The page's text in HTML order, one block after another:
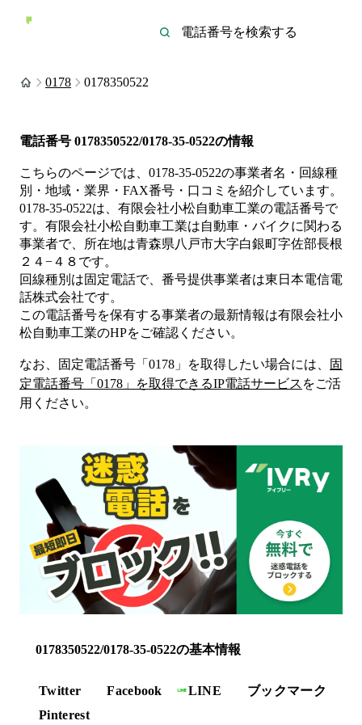
0178 0178350522
電話番号 0178350522/0178-35-0522の情報
こちらのページでは、 0178-35-0522の事業者名・回線種
別・地域・業界・FAX番号・口コミを紹介しています。
0178-35-0522は、 有限会社小松自動車工業の電話番号で
す。 有限会社小松自動車工業は自動車・バイクに関わる
事業者で、所在地は青森県八戸市大字白銀町字佐部長根
２４−４８ です。
回線種別は固定電話で、番号提供事業者は東日本電信電
話株式会社です。
この電話番号を保有する事業者の最新情報は有限会社小
松自動車工業のHPをご確認ください。
なお、固定電話番号「 0178 」を取得したい場合には、
固
定電話番号「 0178 」を取得できるIP電話サービス をご活
用ください。
0178350522/0178-35-0522の基本情報
Twitter Facebook LINE
ブックマーク
Pinterest